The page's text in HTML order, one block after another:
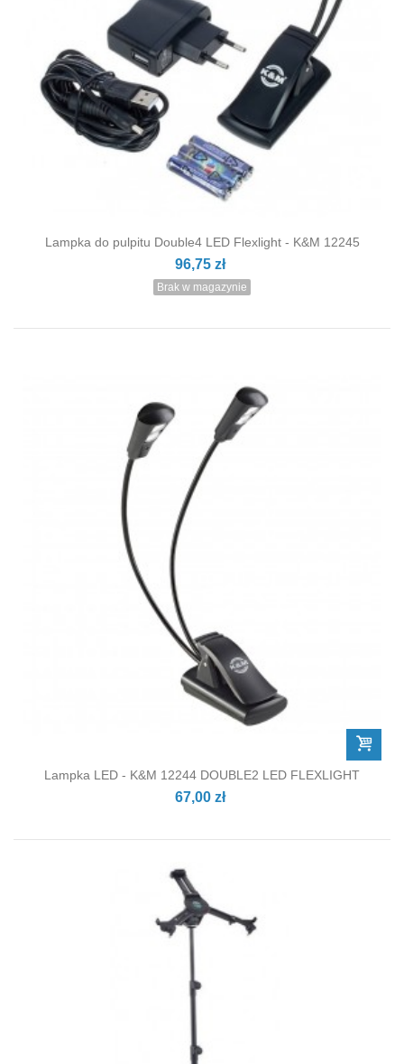
Lampka do pulpitu Double4 LED Flexlight - K&M 12245
96,75 zł
Brak w magazynie
Lampka LED - K&M 12244 DOUBLE2 LED FLEXLIGHT
67,00 zł